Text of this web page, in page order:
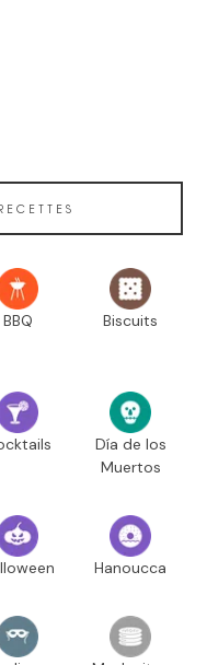
BBQ Biscuits
Día de los
Muertos
Hanoucca